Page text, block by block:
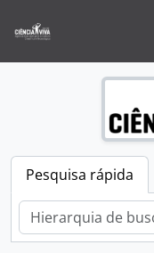
Pesquisa rápida